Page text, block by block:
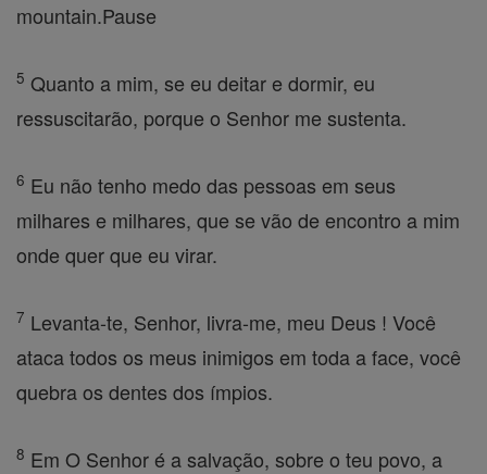
mountain.Pause
5 Quanto a mim, se eu deitar e dormir, eu
ressuscitarão, porque o Senhor me sustenta.
6 Eu não tenho medo das pessoas em seus
milhares e milhares, que se vão de encontro a mim
onde quer que eu virar.
7 Levanta-te, Senhor, livra-me, meu Deus ! Você
ataca todos os meus inimigos em toda a face, você
quebra os dentes dos ímpios.
8 Em O Senhor é a salvação, sobre o teu povo, a